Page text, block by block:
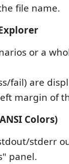
file name.
or a
fail) are
margin of
Colors)
stderr
panel.